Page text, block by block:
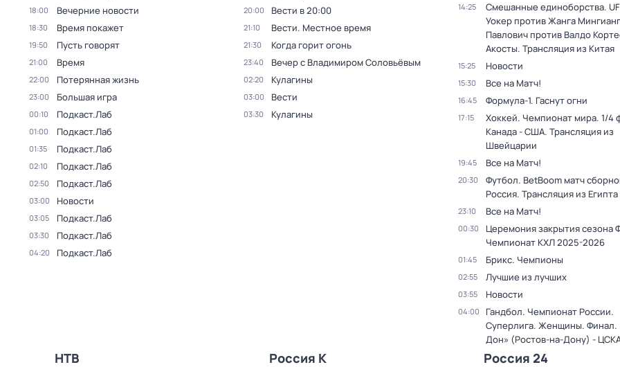
18:00 Вечерние новости
18:30 Время покажет
19:50 Пусть говорят
21:00 Время
22:00 Потерянная жизнь
23:00 Большая игра
00:10 Подкаст.Лаб
01:00 Подкаст.Лаб
01:35 Подкаст.Лаб
02:10 Подкаст.Лаб
02:50 Подкаст.Лаб
03:00 Новости
03:05 Подкаст.Лаб
03:30 Подкаст.Лаб
04:20 Подкаст.Лаб
20:00 Вести в 20:00
21:10 Вести. Местное время
21:30 Когда горит огонь
23:40 Вечер с Владимиром Соловьёвым
02:20 Кулагины
03:00 Вести
03:30 Кулагины
14:25
Смешанные единоборства.
Уокер против Жанга
Павлович против Валдо
Акосты. Трансляция из Китая
15:25 Новости
15:30 Все на Матч!
16:45 Формула-1. Гаснут огни
17:15
Хоккей. Чемпионат мира. 1/4
Канада - США. Трансляция из
Швейцарии
19:45 Все на Матч!
20:30
Футбол. BetBoom матч
Россия. Трансляция из Египта
23:10 Все на Матч!
00:30
Церемония закрытия сезона
Чемпионат КХЛ 2025-2026
01:45 Брикс. Чемпионы
02:55 Лучшие из лучших
03:55 Новости
04:00
Гандбол. Чемпионат России.
Суперлига. Женщины. Финал.
Дон» (Ростов-на-Дону) -
НТВ Россия К Россия 24